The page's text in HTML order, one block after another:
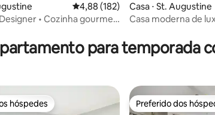
de 5, 126 avaliações
4,88 de uma avaliação média de 5,
4,88 (182)
• Cozinha gourmet
Casa ⋅ St. Augustine
Casa moderna de
para temporada
hóspedes
hóspedes Preferido dos
Preferido dos